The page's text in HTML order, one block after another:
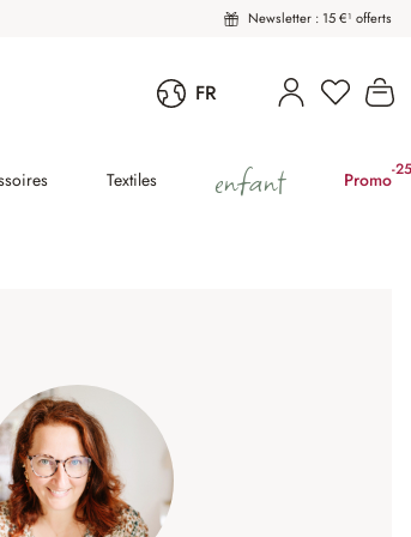
Newsletter : 15 €¹ offerts
FR Vous
Textiles enfant Promo-